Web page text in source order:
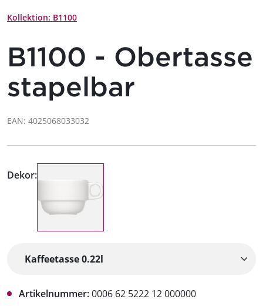
Kollektion: B1100
B1100 - Obertasse
stapelbar
EAN: 4025068033032
Dekor:
Artikelnummer:0006 62 5222 12 000000